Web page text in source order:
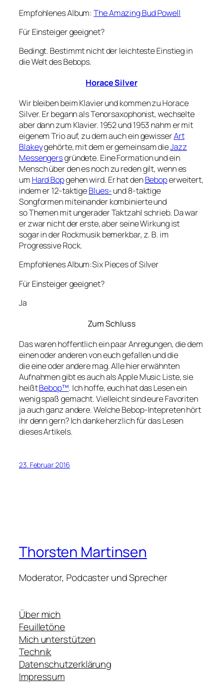
Empfohlenes Album:The Amazing Bud Powell
Für Einsteiger geeignet?
Bedingt. Bestimmt nicht der leichteste Einstieg in
die Welt des Bebops.
Horace Silver
Wir bleiben beim Klavier und kommen zu Horace
Silver. Er begann als Tenorsaxophonist, wechselte
aber dann zum Klavier. 1952 und 1953 nahm er mit
eigenem Trio auf, zu dem auch ein gewisserArt
Blakeygehörte, mit dem er gemeinsam dieJazz
Messengersgründete. Eine Formation und ein
Mensch über den es noch zu reden gilt, wenn es
um Hard Bopgehen wird. Er hat denBeboperweitert,
indem er 12-taktigeBlues-und 8-taktige
Songformen miteinander kombinierte und
so Themen mit ungerader Taktzahl schrieb. Da war
er zwar nicht der erste, aber seine Wirkung ist
sogar in der Rockmusik bemerkbar, z. B. im
Progressive Rock.
Empfohlenes Album:Six Pieces of Silver
Für Einsteiger geeignet?
Ja
Zum Schluss
Das waren hoffentlich ein paar Anregungen, die dem
einen oder anderen von euch gefallen und die
die eine oder andere mag. Alle hier erwähnten
Aufnahmen gibt es auch als Apple Music Liste, sie
heißtBebop™. Ich hoffe, euch hat das Lesen ein
wenig spaß gemacht. Vielleicht sind eure Favoriten
ja auch ganz andere. Welche Bebop-Intepreten hört
ihr denn gern? Ich danke herzlich für das Lesen
dieses Artikels.
23. Februar 2016
Thorsten Martinsen
Moderator, Podcaster und Sprecher
Über mich
Feuilletöne
Mich unterstützen
Technik
Datenschutzerklärung
Impressum